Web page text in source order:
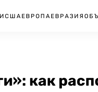
США ЕВРОПА ЕВРАЗИЯ
как